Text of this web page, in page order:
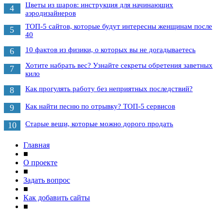
4
Цветы из шаров: инструкция для начинающих
аэродизайнеров
5
ТОП-5 сайтов, которые будут интересны женщинам после
40
6 10 фактов из физики, о которых вы не догадываетесь
7
Хотите набрать вес? Узнайте секреты обретения заветных
кило
8 Как прогулять работу без неприятных последствий?
9 Как найти песню по отрывку? ТОП-5 сервисов
10 Старые вещи, которые можно дорого продать
Главная
■
О проекте
■
Задать вопрос
■
Как добавить сайты
■